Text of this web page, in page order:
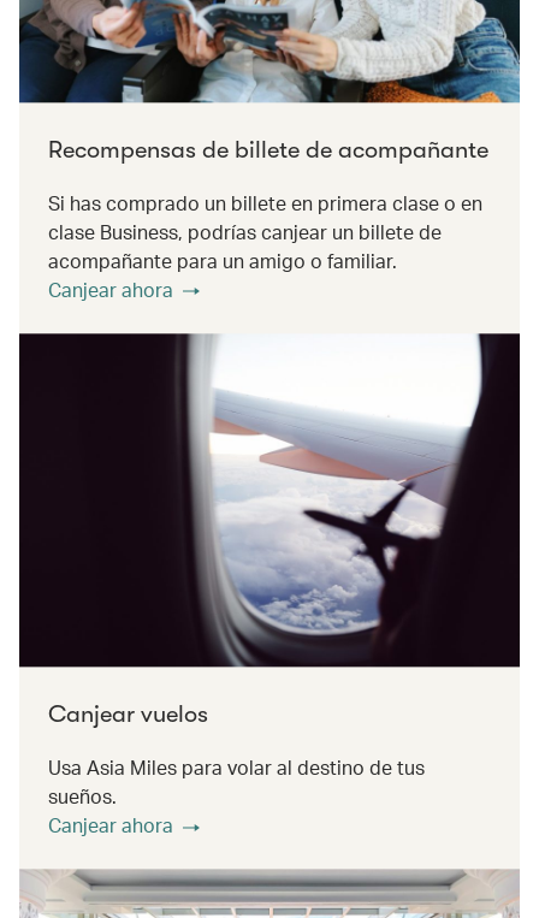
Recompensas de billete de acompañante
Si has comprado un billete en primera clase o en
clase Business, podrías canjear un billete de
acompañante para un amigo o familiar.
Canjear ahora
Canjear vuelos
Usa Asia Miles para volar al destino de tus
sueños.
Canjear ahora